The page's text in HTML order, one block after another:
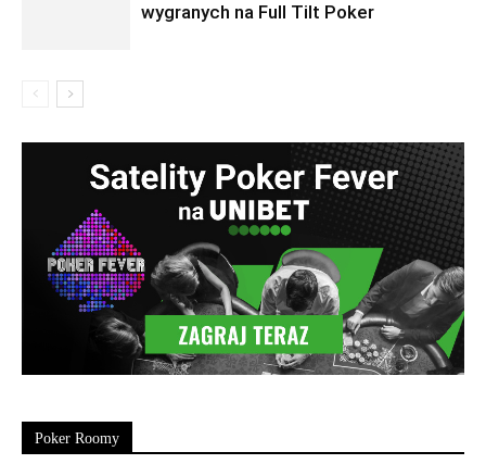
wygranych na Full Tilt Poker
Poker Roomy